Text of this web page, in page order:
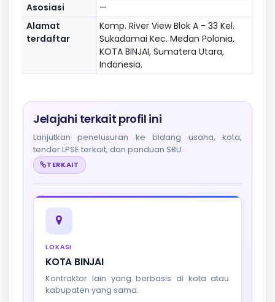
Asosiasi
—
Alamat
terdaftar
Komp. River View Blok A - 33 Kel.
Sukadamai Kec. Medan Polonia,
KOTA BINJAI, Sumatera Utara,
Indonesia.
Jelajahi terkait profil ini
Lanjutkan penelusuran ke bidang usaha, kota,
tender LPSE terkait, dan panduan SBU.
TERKAIT
LOKASI
KOTA BINJAI
Kontraktor lain yang berbasis di kota atau
kabupaten yang sama.